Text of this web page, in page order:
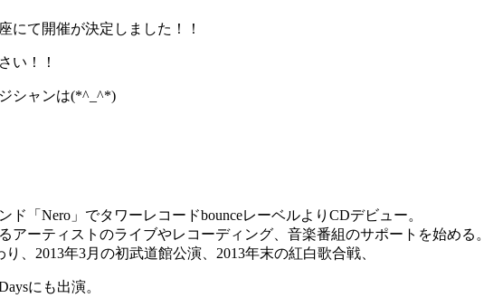
にて開催が決定しました！！
い！！
シャンは(*^_^*)
「Nero」でタワーレコードbounceレーベルよりCDデビュー。
アーティストのライブやレコーディング、音楽番組のサポートを始める。
、2013年3月の初武道館公演、2013年末の紅白歌合戦、
にも出演。